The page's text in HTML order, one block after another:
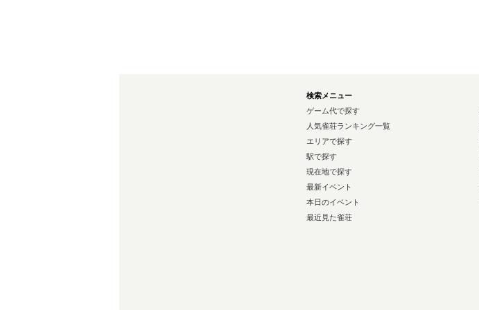
検索メニュー
ゲーム代で探す
人気雀荘ランキング一覧
エリアで探す
駅で探す
現在地で探す
最新イベント
本日のイベント
最近見た雀荘